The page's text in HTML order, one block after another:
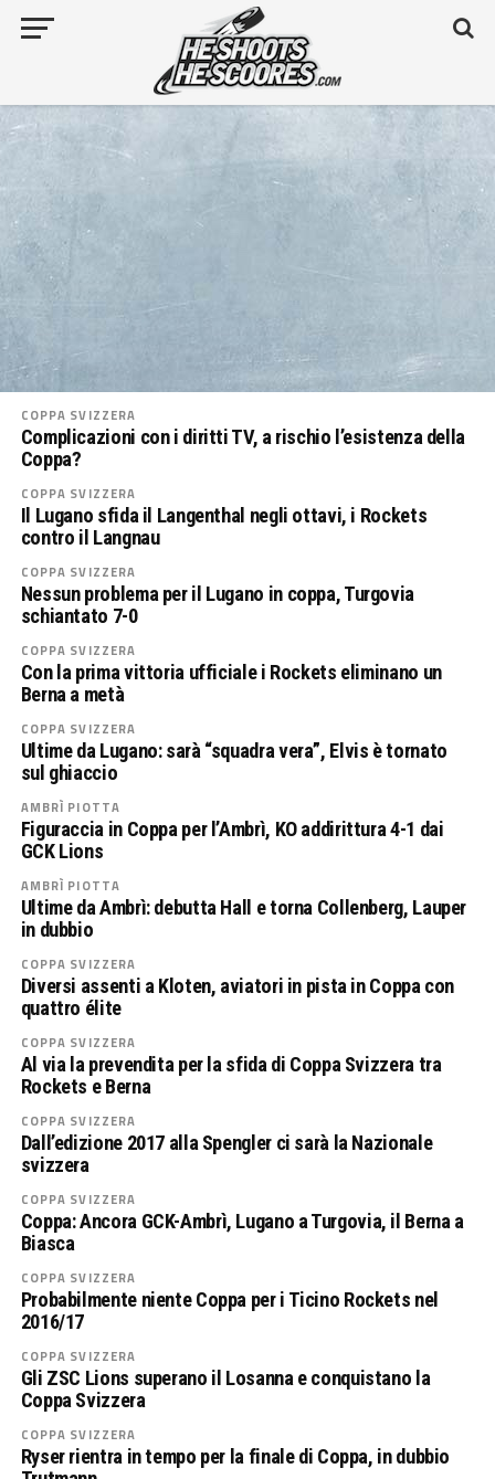
COPPA SVIZZERA
Complicazioni con i diritti TV, a rischio l’esistenza della
Coppa?
COPPA SVIZZERA
Il Lugano sfida il Langenthal negli ottavi, i Rockets
contro il Langnau
COPPA SVIZZERA
Nessun problema per il Lugano in coppa, Turgovia
schiantato 7-0
COPPA SVIZZERA
Con la prima vittoria ufficiale i Rockets eliminano un
Berna a metà
COPPA SVIZZERA
Ultime da Lugano: sarà “squadra vera”, Elvis è tornato
sul ghiaccio
AMBRÌ PIOTTA
Figuraccia in Coppa per l’Ambrì, KO addirittura 4-1 dai
GCK Lions
AMBRÌ PIOTTA
Ultime da Ambrì: debutta Hall e torna Collenberg, Lauper
in dubbio
COPPA SVIZZERA
Diversi assenti a Kloten, aviatori in pista in Coppa con
quattro élite
COPPA SVIZZERA
Al via la prevendita per la sfida di Coppa Svizzera tra
Rockets e Berna
COPPA SVIZZERA
Dall’edizione 2017 alla Spengler ci sarà la Nazionale
svizzera
COPPA SVIZZERA
Coppa: Ancora GCK-Ambrì, Lugano a Turgovia, il Berna a
Biasca
COPPA SVIZZERA
Probabilmente niente Coppa per i Ticino Rockets nel
2016/17
COPPA SVIZZERA
Gli ZSC Lions superano il Losanna e conquistano la
Coppa Svizzera
COPPA SVIZZERA
Ryser rientra in tempo per la finale di Coppa, in dubbio